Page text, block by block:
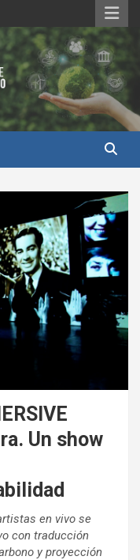
Un show
en vivo se
con traducción
y proyección